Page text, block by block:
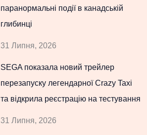
паранормальні події в канадській
глибинці
31 Липня, 2026
SEGA показала новий трейлер
перезапуску легендарної Crazy Taxi
та відкрила реєстрацію на тестування
31 Липня, 2026